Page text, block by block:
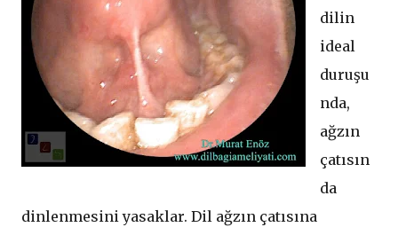
dilin
ideal
duruşu
nda,
ağzın
çatısın
da
dinlenmesini yasaklar. Dil ağzın çatısına